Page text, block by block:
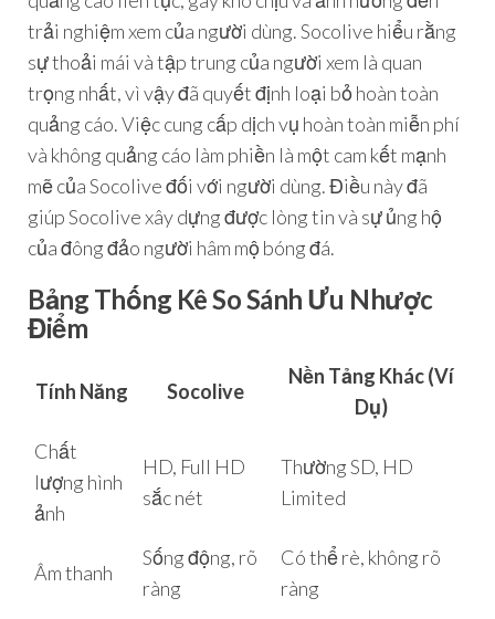
trải nghiệm xem của người dùng. Socolive hiểu rằng
sự thoải mái và tập trung của người xem là quan
trọng nhất, vì vậy đã quyết định loại bỏ hoàn toàn
quảng cáo. Việc cung cấp dịch vụ hoàn toàn miễn phí
và không quảng cáo làm phiền là một cam kết mạnh
mẽ của Socolive đối với người dùng. Điều này đã
giúp Socolive xây dựng được lòng tin và sự ủng hộ
của đông đảo người hâm mộ bóng đá.
Bảng Thống Kê So Sánh Ưu Nhược
Điểm
Tính Năng Socolive
Nền Tảng Khác (Ví
Dụ)
Chất
lượng hình
ảnh
HD, Full HD
sắc nét
Thường SD, HD
Limited
Âm thanh
Sống động, rõ
ràng
Có thể rè, không rõ
ràng